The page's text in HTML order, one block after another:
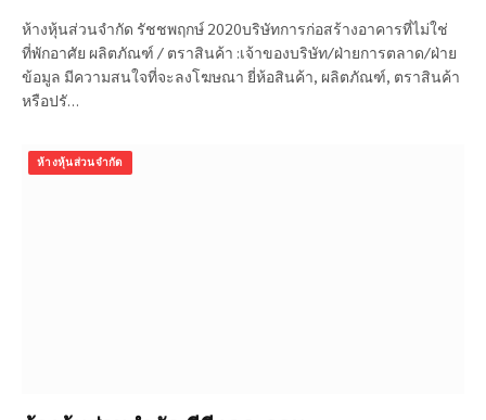
ห้างหุ้นส่วนจำกัด รัชชพฤกษ์ 2020บริษัทการก่อสร้างอาคารที่ไม่ใช่
ที่พักอาศัย ผลิตภัณฑ์ / ตราสินค้า :เจ้าของบริษัท/ฝ่ายการตลาด/ฝ่าย
ข้อมูล มีความสนใจที่จะลงโฆษณา ยี่ห้อสินค้า, ผลิตภัณฑ์, ตราสินค้า
หรือปรั…
ห้างหุ้นส่วนจำกัด